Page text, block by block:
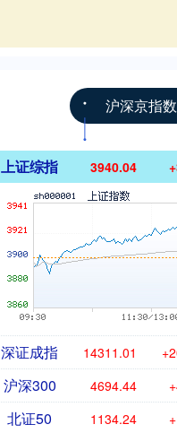
沪深京指数
上证综指 3940.04
深证成指 14311.01
沪深300 4694.44
北证50 1134.24